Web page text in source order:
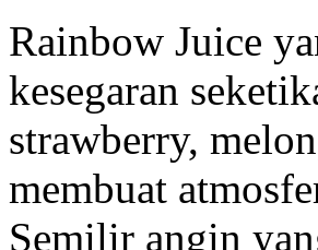
Rainbow Juice
kesegaran
strawberry,
membuat
Semilir angin